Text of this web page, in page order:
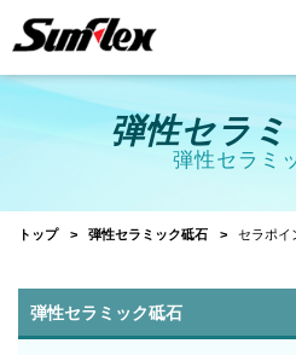
emailお問い合わせ
弾性セラ
弾性セラミ
トップ 弾性セラミック砥石 セラポイ
弾性セラミック砥石